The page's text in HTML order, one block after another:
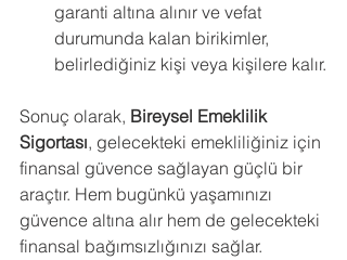
garanti altına alınır ve vefat
durumunda kalan birikimler,
belirlediğiniz kişi veya kişilere kalır.
Sonuç olarak, Bireysel Emeklilik
Sigortası, gelecekteki emekliliğiniz için
finansal güvence sağlayan güçlü bir
araçtır. Hem bugünkü yaşamınızı
güvence altına alır hem de gelecekteki
finansal bağımsızlığınızı sağlar.